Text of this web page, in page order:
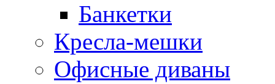
Банкетки
Кресла-мешки
Офисные диваны